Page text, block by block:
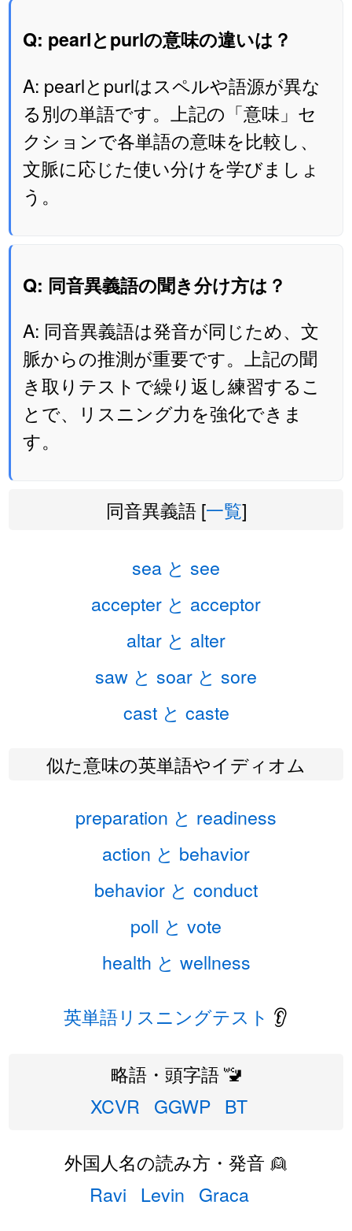
Q: pearlとpurlの意味の違いは？
A: pearlとpurlはスペルや語源が異な
る別の単語です。上記の「意味」セ
クションで各単語の意味を比較し、
文脈に応じた使い分けを学びましょ
う。
Q: 同音異義語の聞き分け方は？
A: 同音異義語は発音が同じため、文
脈からの推測が重要です。上記の聞
き取りテストで繰り返し練習するこ
とで、リスニング力を強化できま
す。
同音異義語 [一覧]
sea と see
accepter と acceptor
altar と alter
saw と soar と sore
cast と caste
似た意味の英単語やイディオム
preparation と readiness
action と behavior
behavior と conduct
poll と vote
health と wellness
英単語リスニングテスト 👂
略語・頭字語 🚾
XCVR GGWP BT
外国人名の読み方・発音 👱
Ravi Levin Graca